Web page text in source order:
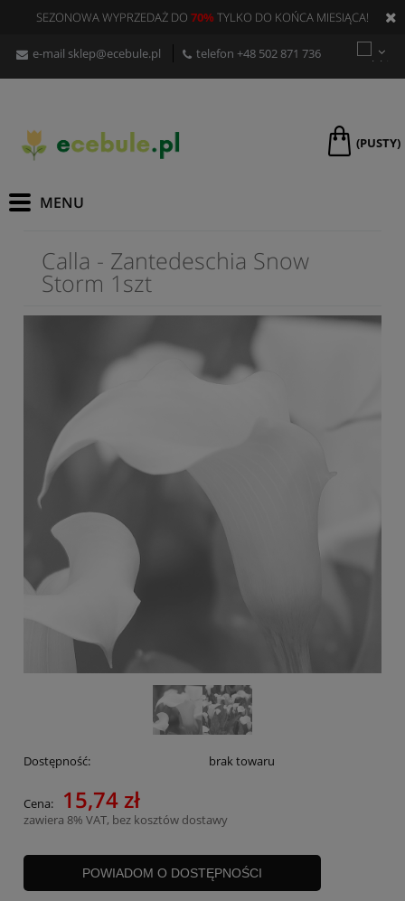
SEZONOWA WYPRZEDAŻ DO 70%TYLKO DO KOŃCA MIESIĄCA!
e-mail sklep@ecebule.pl telefon +48 502 871 736
(PUSTY)
Calla - Zantedeschia Snow
Storm 1szt
Dostępność: brak towaru
Cena: 15,74 zł
zawiera 8% VAT, bez kosztów dostawy
POWIADOM O DOSTĘPNOŚCI